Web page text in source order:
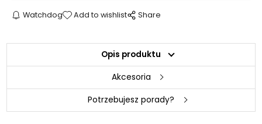
Watchdog Add to wishlist Share
Opis produktu
Akcesoria
Potrzebujesz porady?